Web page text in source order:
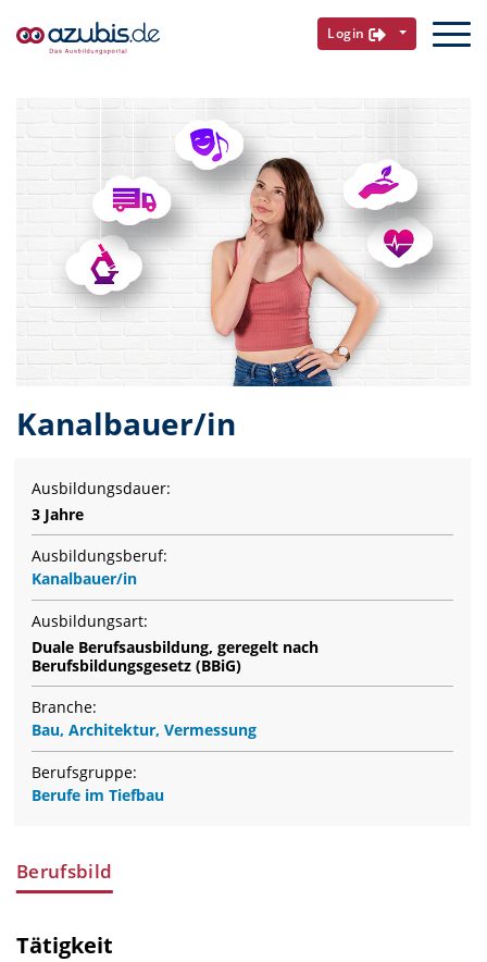
Login
Kanalbauer/in
Ausbildungsdauer:
3 Jahre
Ausbildungsberuf:
Kanalbauer/in
Ausbildungsart:
Duale Berufsausbildung, geregelt nach
Berufsbildungsgesetz (BBiG)
Branche:
Bau, Architektur, Vermessung
Berufsgruppe:
Berufe im Tiefbau
Berufsbild
Tätigkeit